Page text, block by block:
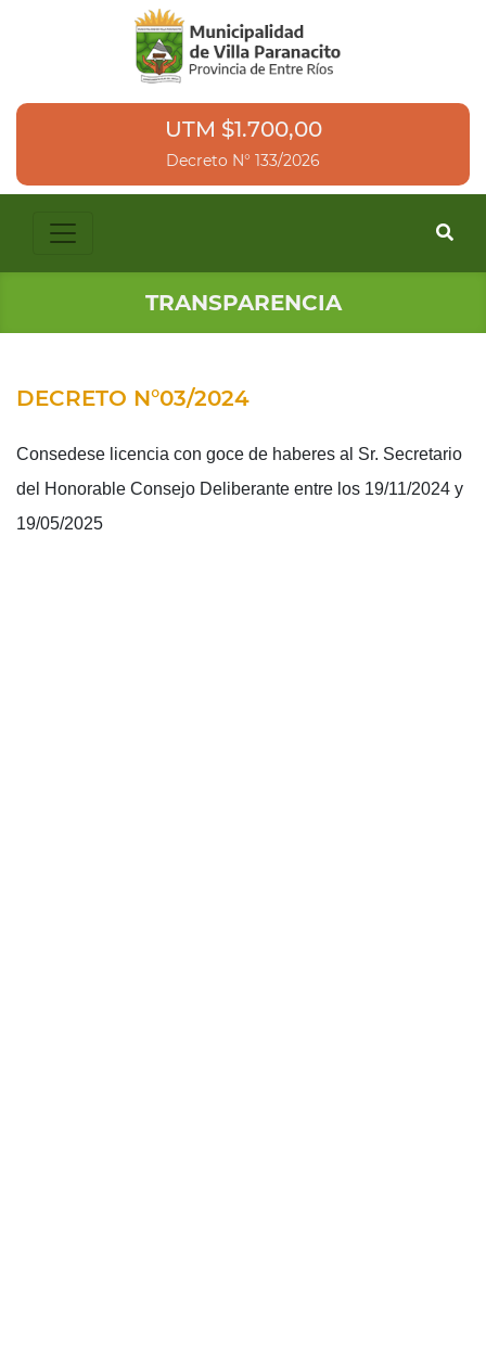
UTM $1.700,00
Decreto N° 133/2026
TRANSPARENCIA
DECRETO N°03/2024
Consedese licencia con goce de haberes al Sr. Secretario
del Honorable Consejo Deliberante entre los 19/11/2024 y
19/05/2025